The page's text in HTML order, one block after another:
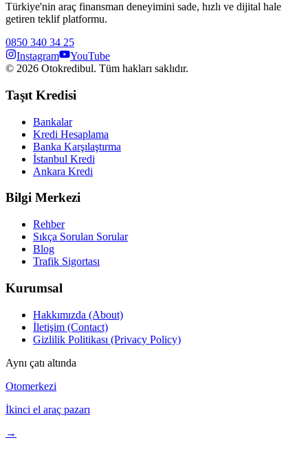
Türkiye'nin araç finansman deneyimini sade, hızlı ve dijital hale
getiren teklif platformu.
0850 340 34 25
Instagram
YouTube
© 2026 Otokredibul. Tüm hakları saklıdır.
Taşıt Kredisi
Bankalar
Kredi Hesaplama
Banka Karşılaştırma
İstanbul Kredi
Ankara Kredi
Bilgi Merkezi
Rehber
Sıkça Sorulan Sorular
Blog
Trafik Sigortası
Kurumsal
Hakkımızda (About)
İletişim (Contact)
Gizlilik Politikası (Privacy Policy)
Aynı çatı altında
Otomerkezi
İkinci el araç pazarı
→